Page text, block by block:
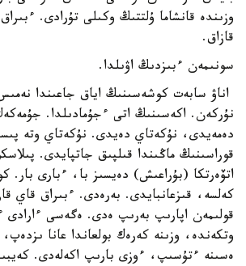
وزىندە قانشاما ۇلتتىڭ وكىلى تۇرادى.
قازاق.
سونىمەن ءبىزدىڭ اۋىلدا.
اناۋ سابەت كوشەسىنىڭ اياق جاعىندا
نۇركەن. اكەسىنىڭ اتى ءجۇمادىلدا.
دەمەيدى، نۇكەتاي دەيدى. نۇكەتاي وتە
قوراسىنىڭ ماڭىندا قىلپىق جاتپايدى.
اتۆەرتكا (بۇراعىش) دەيسىز با، ءبارى بار.
كەلسە، قىزعانبايدى. بەرەدى. ءبىراق قاي
قولىمەن اپارىپ بەرىپ ەدى. ەگەسى ءارادى
وتكەندە، وزىنە كەرەك بولعاندا عانا
ەسىنە ءتۇسىپ، ءوزى بارىپ اكەلەدى.